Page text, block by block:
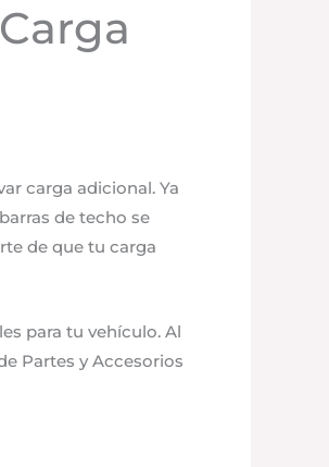
carga adicional. Ya
de techo se
de que tu carga
para tu vehículo. Al
Partes y Accesorios